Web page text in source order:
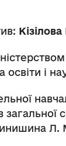
освіти і
Л.